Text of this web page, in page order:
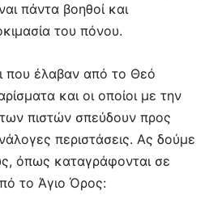
πάντα βοηθοί και
του πόνου.
που έλαβαν από το Θεό
και οι οποίοι με την
των πιστών σπεύδουν προς
περιστάσεις. Ας δούμε
όπως καταγράφονται σε
το Άγιο Όρος: